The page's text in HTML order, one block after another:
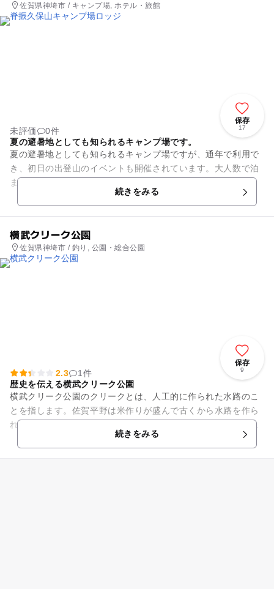
佐賀県神埼市 / キャンプ場, ホテル・旅館
保存
17
未評価
0件
夏の避暑地としても知られるキャンプ場です。
夏の避暑地としても知られるキャンプ場ですが、通年で利用で
き、初日の出登山のイベントも開催されています。大人数で泊
まれるので、イベントや親睦会などで賑わうことができます。
向かいには、脊振神社があり...続きをみる
横武クリーク公園
佐賀県神埼市 / 釣り, 公園・総合公園
保存
9
2.3
1件
歴史を伝える横武クリーク公園
横武クリーク公園のクリークとは、人工的に作られた水路のこ
とを指します。佐賀平野は米作りが盛んで古くから水路を作ら
れてきました。しかし、農業機械の導入により水路が減ってき
ました。横武クリーク公園は...続きをみる